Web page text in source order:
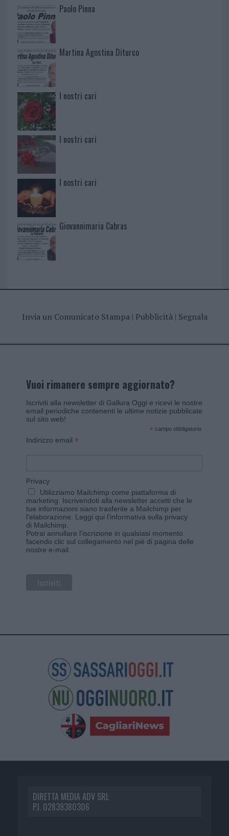
Paolo Pinna
Martina Agostina Diturco
I nostri cari
I nostri cari
I nostri cari
Giovannimaria Cabras
Invia un Comunicato Stampa| Pubblicità| Segnala
Vuoi rimanere sempre aggiornato?
Iscriviti alla newsletter di Gallura Oggi e ricevi le nostre
email periodiche contenenti le ultime notizie pubblicate
sul sito web!
* campo obbligatorio
Indirizzo email *
Privacy
Utilizziamo Mailchimp come piattaforma di
marketing. Iscrivendoti alla newsletter accetti che le
tue informazioni siano trasferite a Mailchimp per
l'elaborazione. Leggi qui l'informativa sulla privacy
di Mailchimp
Potrai annullare l'iscrizione in qualsiasi momento
facendo clic sul collegamento nel piè di pagina delle
nostre e-mail.
DIRETTA MEDIA ADV SRL
P.I. 02839380306